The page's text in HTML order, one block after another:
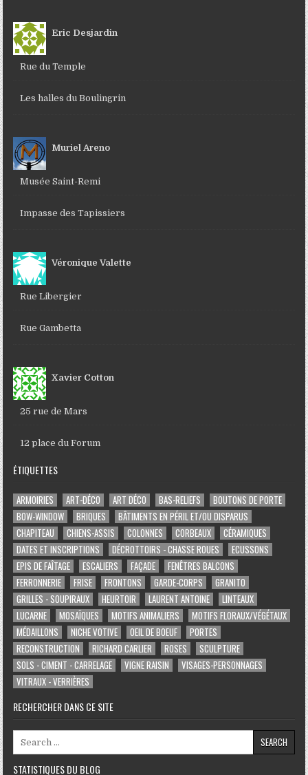
Eric Desjardin
Rue du Temple
Les halles du Boulingrin
Muriel Areno
Musée Saint-Remi
Impasse des Tapissiers
Véronique Valette
Rue Libergier
Rue Gambetta
Xavier Cotton
25 rue de Mars
12 place du Forum
ÉTIQUETTES
ARMOIRIES ART-DÉCO ART DÉCO BAS-RELIEFS
BOUTONS DE PORTE
BOW-WINDOW
BRIQUES
BÂTIMENTS EN PÉRIL ET/OU DISPARUS
CHAPITEAU
CHIENS-ASSIS COLONNES CORBEAUX
CÉRAMIQUES
DATES ET INSCRIPTIONS
DÉCROTTOIRS - CHASSE ROUES
ECUSSONS
EPIS DE FAÎTAGE
ESCALIERS FAÇADE
FENÊTRES BALCONS
FERRONNERIE
FRISE FRONTONS GARDE-CORPS
GRANITO
GRILLES - SOUPIRAUX
HEURTOIR LAURENT ANTOINE
LINTEAUX
LUCARNE
MOSAÏQUES MOTIFS ANIMALIERS
MOTIFS FLORAUX/VÉGÉTAUX
MÉDAILLONS
NICHE VOTIVE OEIL DE BOEUF
PORTES
RECONSTRUCTION
RICHARD CARLIER ROSES
SCULPTURE
SOLS - CIMENT - CARRELAGE
VIGNE RAISIN
VISAGES-PERSONNAGES
VITRAUX - VERRIÈRES
RECHERCHER DANS CE SITE
STATISTIQUES DU BLOG